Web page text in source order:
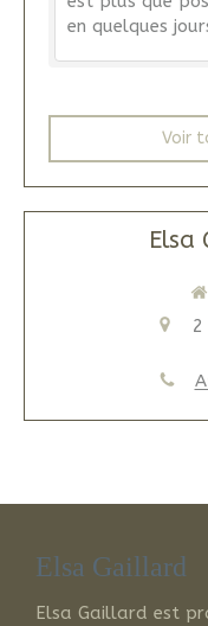
en quelques
Voir
Elsa
Elsa Gaillard
Elsa Gaillard est